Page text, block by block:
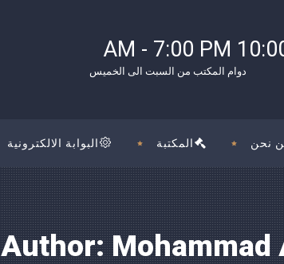
10:00 AM - 7:00
دوام المكتب من السبت الى الخميس
البوابة الالكترونية المكتبة نحن
Author: Mohammad